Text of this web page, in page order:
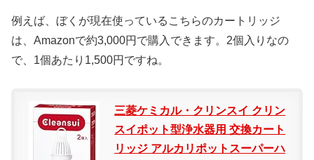
例えば、ぼくが現在使っているこちらのカートリッジ
は、Amazonで約3,000円で購入できます。2個入りなの
で、1個あたり1,500円ですね。
三菱ケミカル・クリンスイ クリン
スイポット型浄水器用 交換カート
リッジ アルカリポットスーパーハ